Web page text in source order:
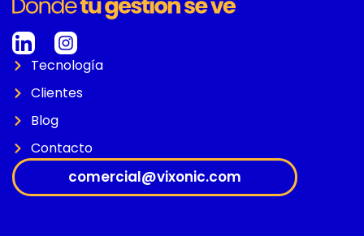
Tecnología
Clientes
Blog
Contacto
comercial@vixonic.com